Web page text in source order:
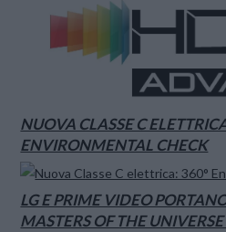
NUOVA CLASSE C
ENVIRONMENTAL CHECK
LG E PRIME VIDEO
MASTERS OF THE